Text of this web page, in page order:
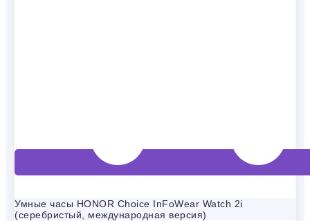
Умные часы HONOR Choice InFoWear Watch 2i
(серебристый, международная версия)